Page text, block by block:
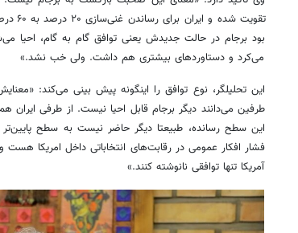
می‌کرد و دستاوردهای بیشتری هم داشت. ولی خب نشد.»
آمریکا تنها توافقی نانوشته کنند.»